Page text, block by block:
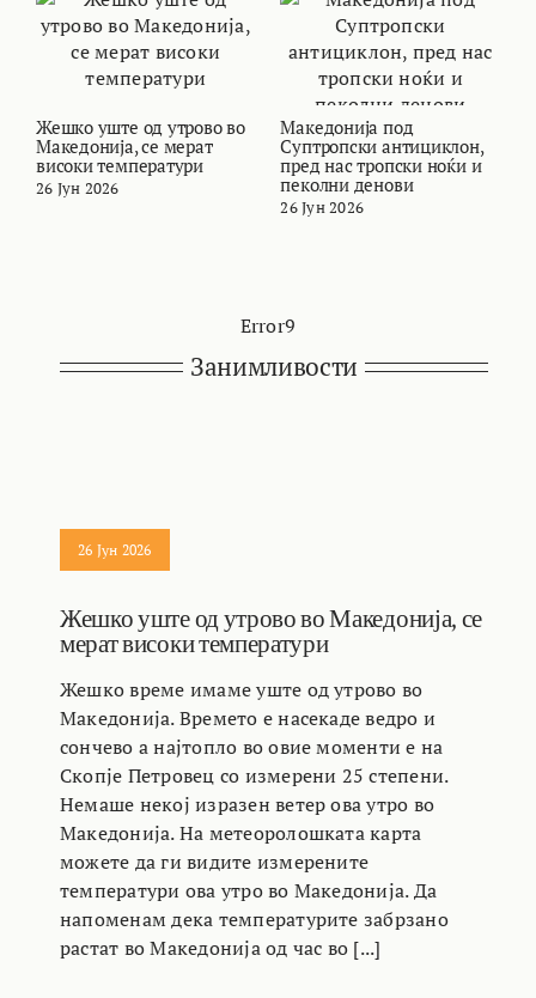
Жешко уште од утрово во
Македонија, се мерат
високи температури
26 Јун 2026
Македонија под
Суптропски антициклон,
пред нас тропски ноќи и
пеколни денови
26 Јун 2026
Error9
Занимливости
26 Јун 2026
Жешко уште од утрово во Македонија, се
мерат високи температури
Жешко време имаме уште од утрово во
Македонија. Времето е насекаде ведро и
сончево а најтопло во овие моменти е на
Скопје Петровец со измерени 25 степени.
Немаше некој изразен ветер ова утро во
Македонија. На метеоролошката карта
можете да ги видите измерените
температури ова утро во Македонија. Да
напоменам дека температурите забрзано
растат во Македонија од час во [...]